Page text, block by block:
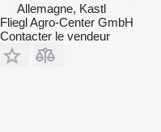
Allemagne, Kastl
Fliegl Agro-Center GmbH
Contacter le vendeur